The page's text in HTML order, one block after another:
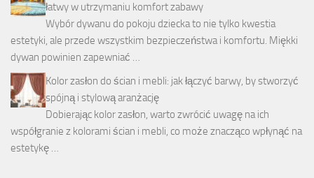
łatwy w utrzymaniu komfort zabawy
Wybór dywanu do pokoju dziecka to nie tylko kwestia
estetyki, ale przede wszystkim bezpieczeństwa i komfortu. Miękki
dywan powinien zapewniać …
Kolor zasłon do ścian i mebli: jak łączyć barwy, by stworzyć
spójną i stylową aranżację
Dobierając kolor zasłon, warto zwrócić uwagę na ich
współgranie z kolorami ścian i mebli, co może znacząco wpłynąć na
estetykę …